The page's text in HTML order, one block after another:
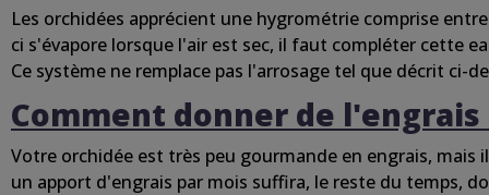
Les orchidées apprécient une hygrométrie comprise entre
ci s'évapore lorsque l'air est sec, il faut compléter cette
Ce système ne remplace pas l'arrosage tel que décrit ci-
Comment donner de l'engrais
Votre orchidée est très peu gourmande en engrais, mais
un apport d'engrais par mois suffira, le reste du temps,